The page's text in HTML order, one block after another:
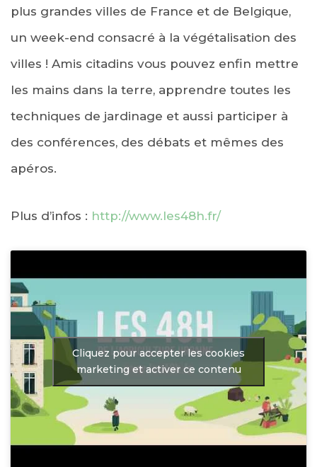
plus grandes villes de France et de Belgique,
un week-end consacré à la végétalisation des
villes ! Amis citadins vous pouvez enfin mettre
les mains dans la terre, apprendre toutes les
techniques de jardinage et aussi participer à
des conférences, des débats et mêmes des
apéros.
Plus d’infos : http://www.les48h.fr/
Cliquez pour accepter les cookies
marketing et activer ce contenu